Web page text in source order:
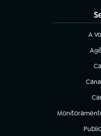
A
(abre em nova
(abre